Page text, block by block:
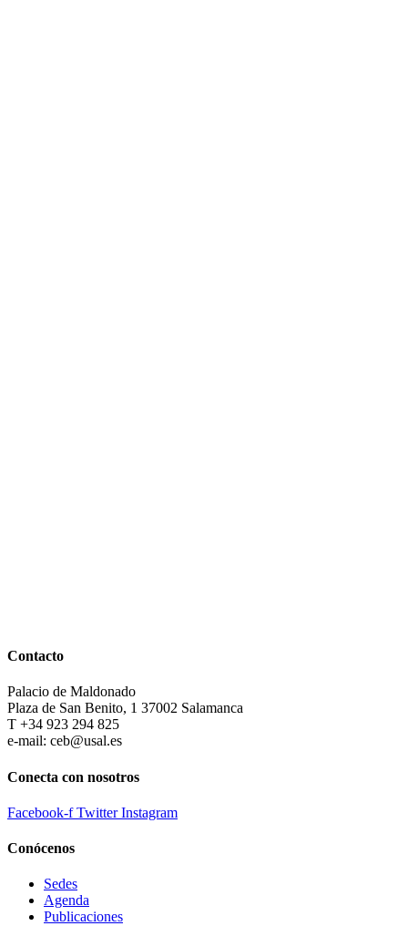
Contacto
Palacio de Maldonado
Plaza de San Benito, 1 37002 Salamanca
T +34 923 294 825
e-mail: ceb@usal.es
Conecta con nosotros
Facebook-f Twitter Instagram
Conócenos
Sedes
Agenda
Publicaciones